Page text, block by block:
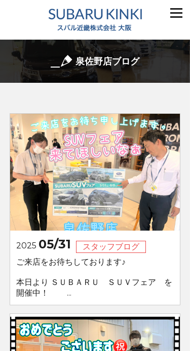
泉佐野店ブログ
2025 05/31
スタッフブログ
ご来店をお待ちしております♪
本日より ＳＵＢＡＲＵ ＳＵＶフェア を
開催中！ ...